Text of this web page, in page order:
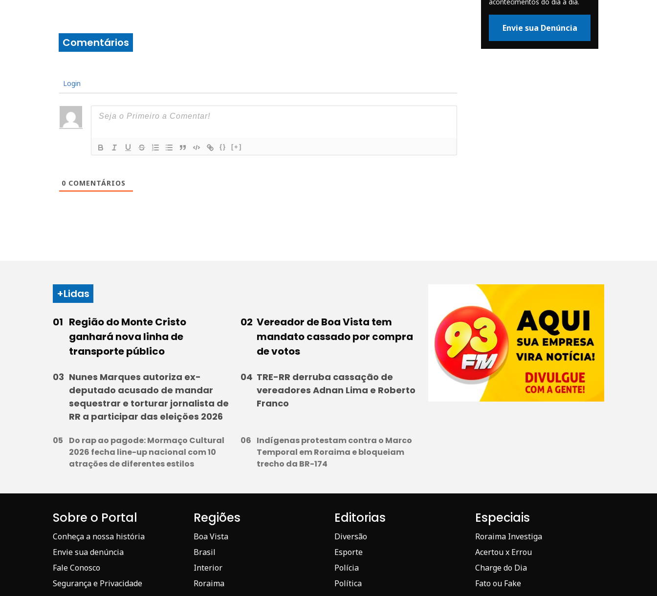
Comentários
Login
{} [+]
0 COMENTÁRIOS
Envie sua Denúncia
+Lidas
Região do Monte Cristo
ganhará nova linha de
transporte público
Vereador de Boa Vista tem
mandato cassado por compra
de votos
Nunes Marques autoriza ex-
deputado acusado de mandar
sequestrar e torturar jornalista de
RR a participar das eleições 2026
TRE-RR derruba cassação de
vereadores Adnan Lima e Roberto
Franco
Do rap ao pagode: Mormaço Cultural
2026 fecha line-up nacional com 10
atrações de diferentes estilos
Indígenas protestam contra o Marco
Temporal em Roraima e bloqueiam
trecho da BR-174
Sobre o Portal
Conheça a nossa história
Envie sua denúncia
Fale Conosco
Segurança e Privacidade
Regiões
Boa Vista
Brasil
Interior
Roraima
Editorias
Diversão
Esporte
Polícia
Política
Especiais
Roraima Investiga
Acertou x Errou
Charge do Dia
Fato ou Fake